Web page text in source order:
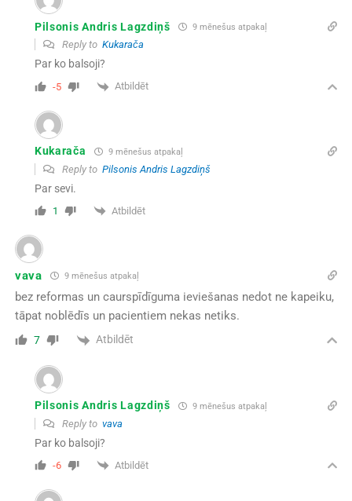
Pilsonis Andris Lagzdiņš 9 mēnešus atpakaļ
Reply to Kukarača
Par ko balsoji?
-5 Atbildēt
Kukarača 9 mēnešus atpakaļ
Reply to Pilsonis Andris Lagzdiņš
Par sevi.
1 Atbildēt
vava 9 mēnešus atpakaļ
bez reformas un caurspīdīguma ieviešanas nedot ne kapeiku,
tāpat noblēdīs un pacientiem nekas netiks.
7 Atbildēt
Pilsonis Andris Lagzdiņš 9 mēnešus atpakaļ
Reply to vava
Par ko balsoji?
-6 Atbildēt